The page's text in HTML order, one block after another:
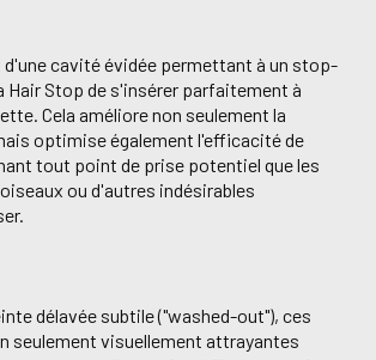
cavité évidée permettant à un stop-
Hair Stop de s'insérer parfaitement à
Cela améliore non seulement la
optimise également l'efficacité de
tout point de prise potentiel que les
ou d'autres indésirables
délavée subtile ("washed-out"), ces
seulement visuellement attrayantes